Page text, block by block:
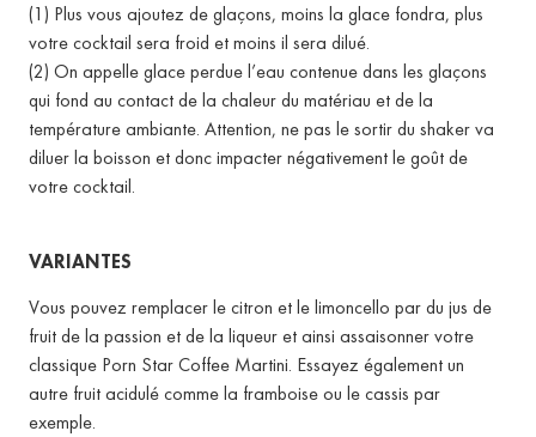
(1) Plus vous ajoutez de glaçons, moins la glace fondra, plus
votre cocktail sera froid et moins il sera dilué.
(2) On appelle glace perdue l’eau contenue dans les glaçons
qui fond au contact de la chaleur du matériau et de la
température ambiante. Attention, ne pas le sortir du shaker va
diluer la boisson et donc impacter négativement le goût de
votre cocktail.
VARIANTES
Vous pouvez remplacer le citron et le limoncello par du jus de
fruit de la passion et de la liqueur et ainsi assaisonner votre
classique Porn Star Coffee Martini. Essayez également un
autre fruit acidulé comme la framboise ou le cassis par
exemple.